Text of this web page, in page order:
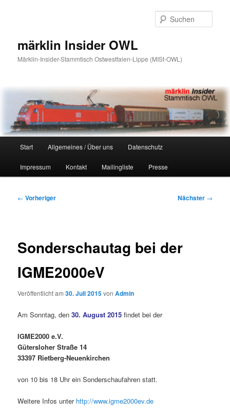
märklin Insider OWL
Märklin-Insider-Stammtisch Ostwestfalen-Lippe (MISt-OWL)
Start Allgemeines / Über uns Datenschutz
Impressum Kontakt Mailingliste Presse
Beitragsnavigation
← Vorheriger Nächster →
Sonderschautag bei der
IGME2000eV
Veröffentlicht am30. Juli 2015vonAdmin
Am Sonntag, den30. August 2015 findet bei der
IGME2000 e.V.
Gütersloher Straße 14
33397 Rietberg-Neuenkirchen
von 10 bis 18 Uhr ein Sonderschaufahren statt.
Weitere Infos unter http://www.igme2000ev.de